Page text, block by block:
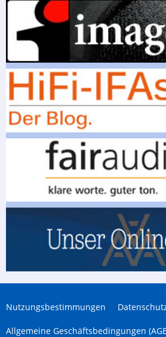
Nutzungsbestimmungen
Allgemeine Geschäftsbedingungen